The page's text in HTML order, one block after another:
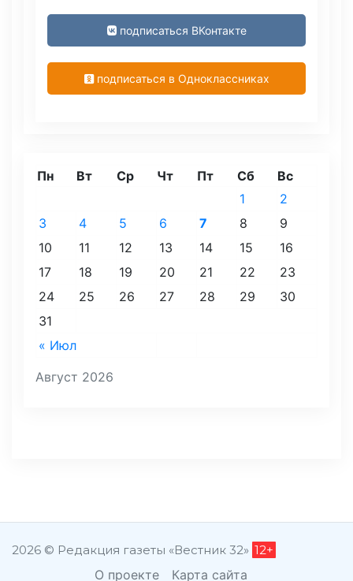
подписаться ВКонтакте
подписаться в Одноклассниках
Август 2026
Пн Вт Ср Чт Пт Сб Вс
« Июл
1
2
3
4 5 6 7 8
9
10
11 12 13 14 15
16
17
18 19 20 21 22
23
24
25 26 27 28 29
30
31
2026 © Редакция газеты «Вестник 32» 12+
О проекте Карта сайта